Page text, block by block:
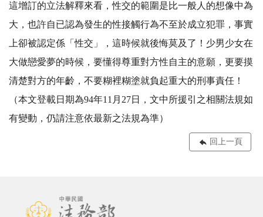
這增訂的立法解釋來看，性交的範圍是比一般人的想像中為
大，也許自已認為發生的性接觸行為不至於成立犯罪，事實
上卻被認定係「性交」，這時候就後悔莫及了！少男少女在
大做戀愛夢的時候，要懂得尊重對方性自主的意願，更要摸
清楚對方的年齡，不要糊裡糊塗就負起重大的刑事責任！
（本文登載日期為94年11月27日，文中所援引之相關法規如
有變動，仍請注意依最新之法規為準）
回上一頁